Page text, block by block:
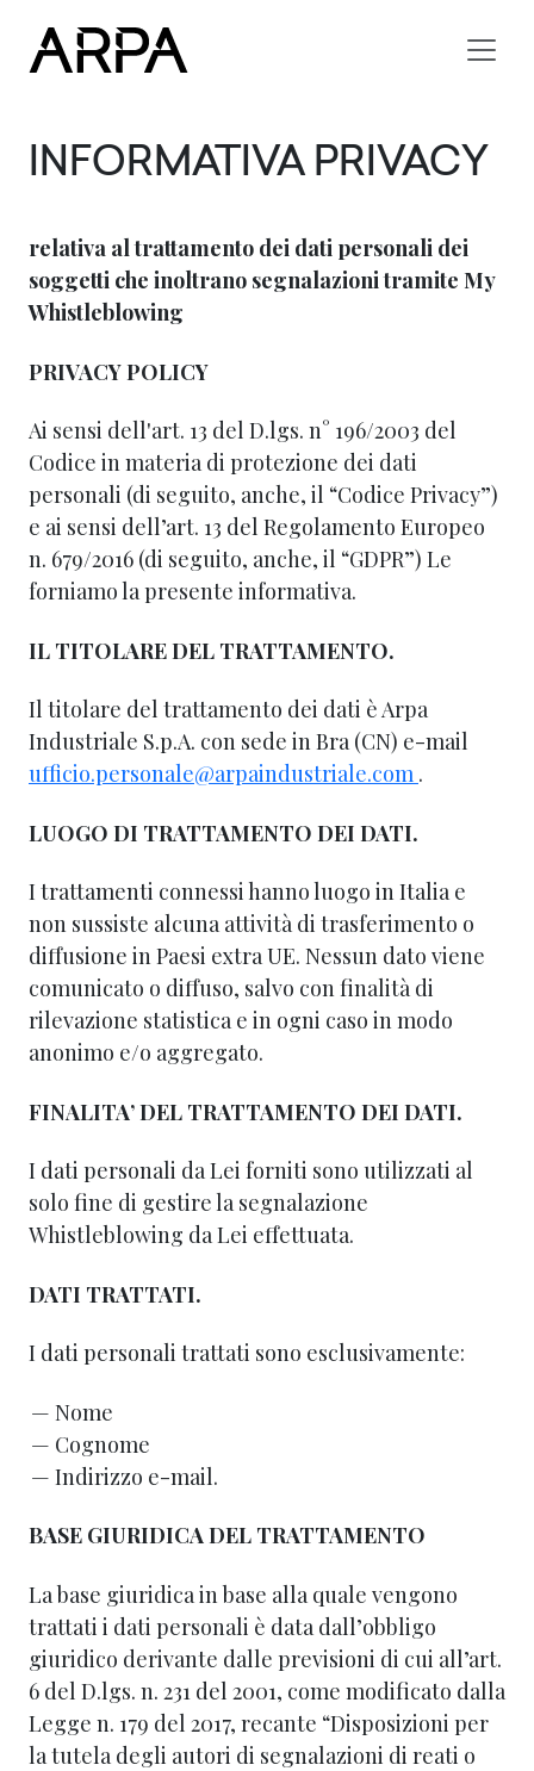
INFORMATIVA PRIVACY
relativa al trattamento dei dati personali dei
soggetti che inoltrano segnalazioni tramite My
Whistleblowing
PRIVACY POLICY
Ai sensi dell'art. 13 del D.lgs. n° 196/2003 del
Codice in materia di protezione dei dati
personali (di seguito, anche, il “Codice Privacy”)
e ai sensi dell’art. 13 del Regolamento Europeo
n. 679/2016 (di seguito, anche, il “GDPR”) Le
forniamo la presente informativa.
IL TITOLARE DEL TRATTAMENTO.
Il titolare del trattamento dei dati è Arpa
Industriale S.p.A. con sede in Bra (CN) e-mail
ufficio.personale@arpaindustriale.com .
LUOGO DI TRATTAMENTO DEI DATI.
I trattamenti connessi hanno luogo in Italia e
non sussiste alcuna attività di trasferimento o
diffusione in Paesi extra UE. Nessun dato viene
comunicato o diffuso, salvo con finalità di
rilevazione statistica e in ogni caso in modo
anonimo e/o aggregato.
FINALITA’ DEL TRATTAMENTO DEI DATI.
I dati personali da Lei forniti sono utilizzati al
solo fine di gestire la segnalazione
Whistleblowing da Lei effettuata.
DATI TRATTATI.
I dati personali trattati sono esclusivamente:
Nome
Cognome
Indirizzo e-mail.
BASE GIURIDICA DEL TRATTAMENTO
La base giuridica in base alla quale vengono
trattati i dati personali è data dall’obbligo
giuridico derivante dalle previsioni di cui all’art.
6 del D.lgs. n. 231 del 2001, come modificato dalla
Legge n. 179 del 2017, recante “Disposizioni per
la tutela degli autori di segnalazioni di reati o